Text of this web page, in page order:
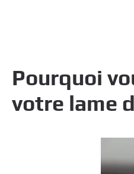
Pourquoi
votre lame